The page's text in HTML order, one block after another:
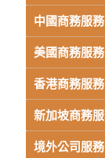
中國商務服務
美國商務服務
香港商務服務
新加坡商務
境外公司服務